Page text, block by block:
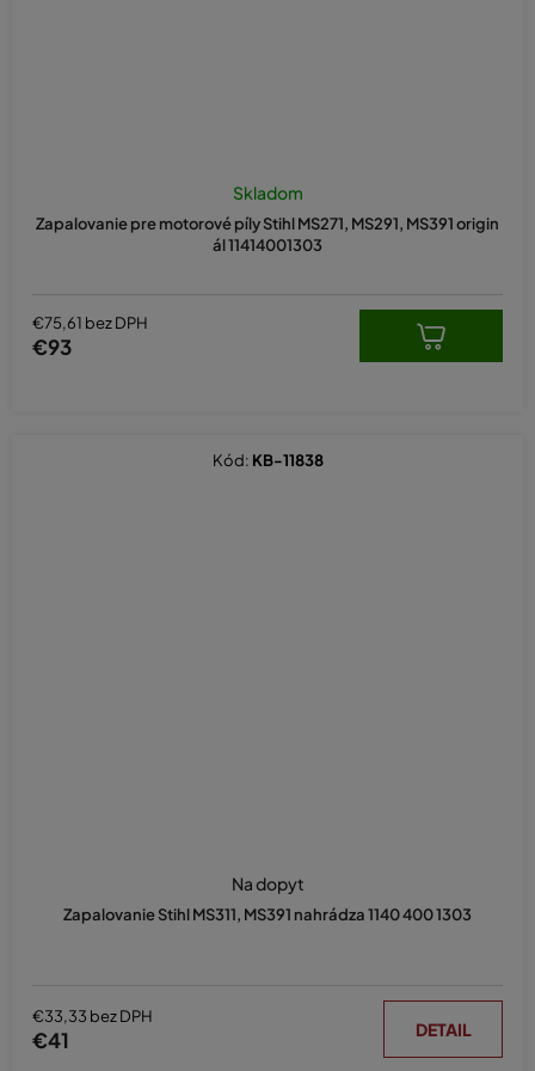
Zapalovanie pre motorové píly Stihl MS271, MS291, MS391 origin
ál 11414001303
Skladom
€75,61 bez DPH
€93
Zapalovanie Stihl MS311, MS391 nahrádza 1140 400 1303
Na dopyt
€33,33 bez DPH
€41 DETAIL
Kód: KB-11838